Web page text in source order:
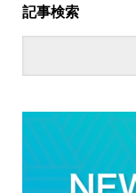
記事検索